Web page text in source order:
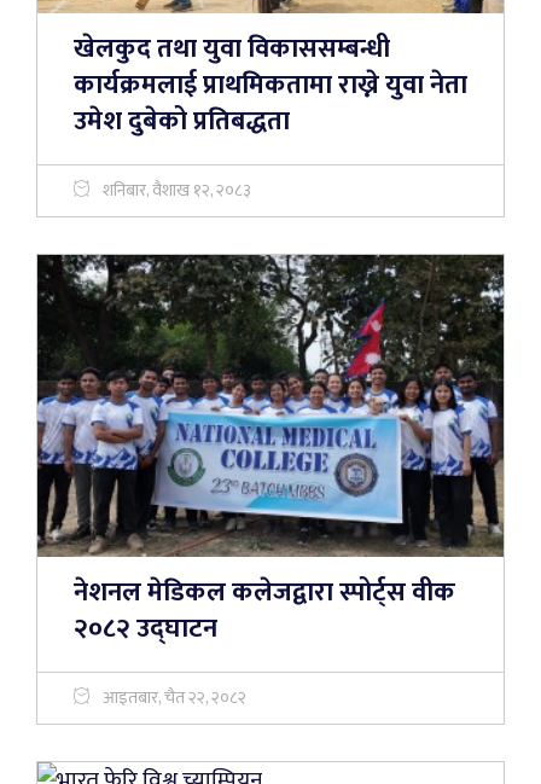
खेलकुद तथा युवा विकाससम्बन्धी
कार्यक्रमलाई प्राथमिकतामा राख्ने युवा नेता
उमेश दुबेको प्रतिबद्धता
शनिबार, वैशाख १२, २०८३
नेशनल मेडिकल कलेजद्वारा स्पोर्ट्स वीक
२०८२ उद्घाटन
आइतबार, चैत २२, २०८२